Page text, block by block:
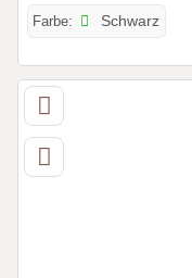
Farbe: Schwarz